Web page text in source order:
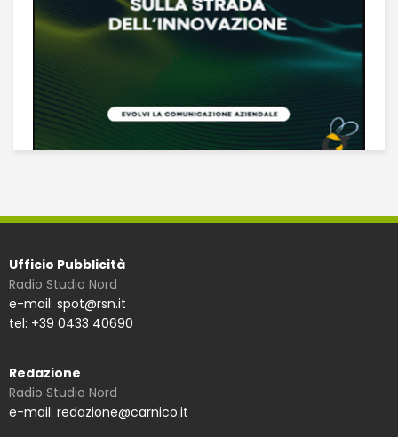
Ufficio Pubblicità
Radio Studio Nord
e-mail: spot@rsn.it
tel: +39 0433 40690
Redazione
Radio Studio Nord
e-mail: redazione@carnico.it